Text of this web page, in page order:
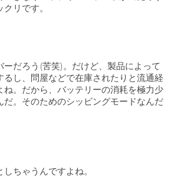
リです。
ーだろう(苦笑)。だけど、製品によって
るし、問屋などで在庫されたりと流通経
ね。だから、バッテリーの消耗を極力少
だ。そのためのシッピングモードなんだ
ちゃうんですよね。